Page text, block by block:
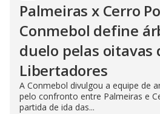
Palmeiras x Cerro
Conmebol define
duelo pelas oitavas
Libertadores
A Conmebol divulgou a equipe de
pelo confronto entre Palmeiras e
partida de ida das...